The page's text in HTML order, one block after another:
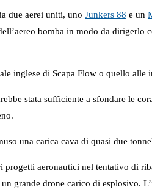
due aerei uniti, uno Junkers 88 e un
bomba in modo da dirigerlo
inglese di Scapa Flow o quello
stata sufficiente a sfondare le
una carica cava di quasi due
aeronautici nel tentativo di
grande drone carico di esplosivo.